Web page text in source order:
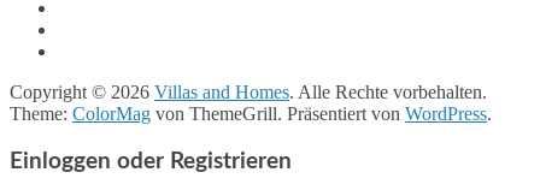
Copyright © 2026 Villas and Homes. Alle Rechte vorbehalten.
Theme: ColorMag von ThemeGrill. Präsentiert von WordPress.
Einloggen oder Registrieren